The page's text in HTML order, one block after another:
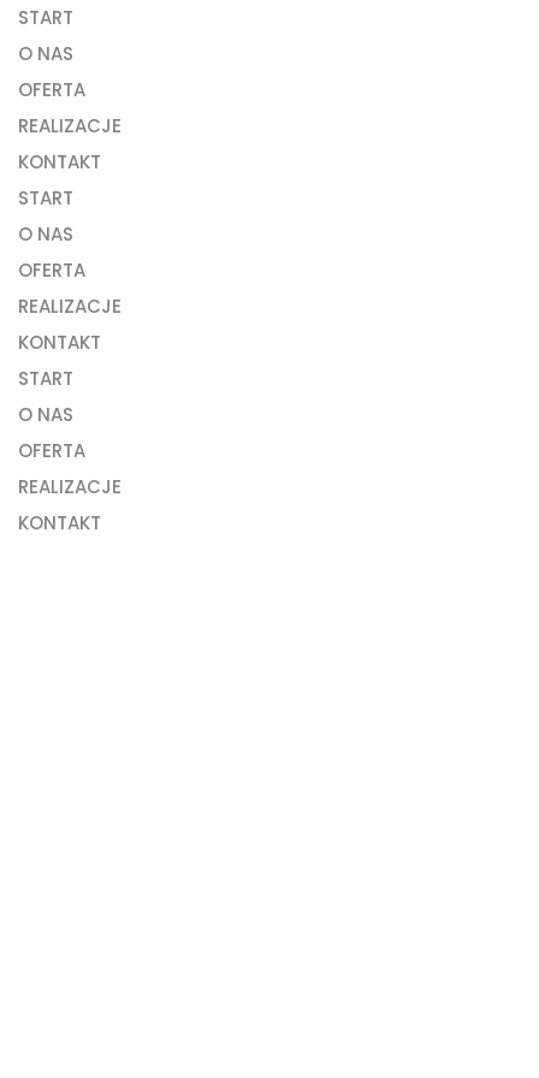
START
O NAS
OFERTA
REALIZACJE
KONTAKT
START
O NAS
OFERTA
REALIZACJE
KONTAKT
START
O NAS
OFERTA
REALIZACJE
KONTAKT